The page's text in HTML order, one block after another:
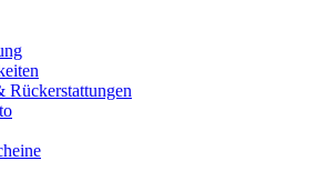
Rückerstattungen